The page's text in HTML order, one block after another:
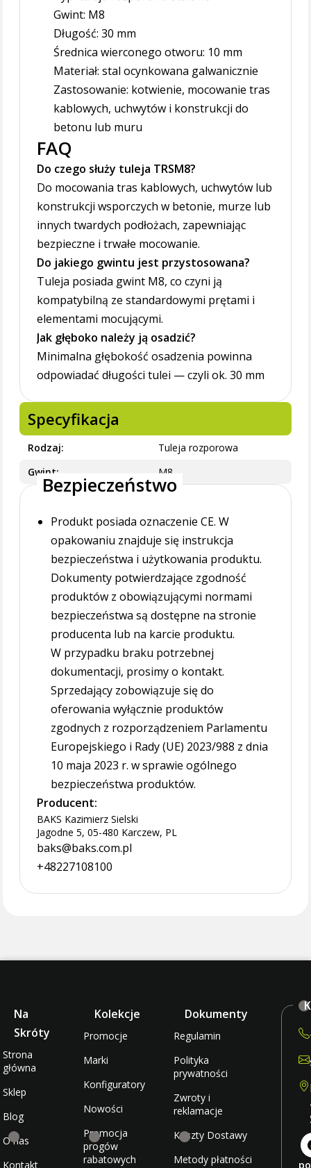
Gwint: M8
Długość: 30 mm
Średnica wierconego otworu: 10 mm
Materiał: stal ocynkowana galwanicznie
Zastosowanie: kotwienie, mocowanie tras
kablowych, uchwytów i konstrukcji do
betonu lub muru
FAQ
Do czego służy tuleja TRSM8?
Do mocowania tras kablowych, uchwytów lub
konstrukcji wsporczych w betonie, murze lub
innych twardych podłożach, zapewniając
bezpieczne i trwałe mocowanie.
Do jakiego gwintu jest przystosowana?
Tuleja posiada gwint M8, co czyni ją
kompatybilną ze standardowymi prętami i
elementami mocującymi.
Jak głęboko należy ją osadzić?
Minimalna głębokość osadzenia powinna
odpowiadać długości tulei — czyli ok. 30 mm
Specyfikacja
Rodzaj
Tuleja rozporowa
Gwint
M8
Bezpieczeństwo
Produkt posiada oznaczenie CE. W
opakowaniu znajduje się instrukcja
bezpieczeństwa i użytkowania produktu.
Dokumenty potwierdzające zgodność
produktów z obowiązującymi normami
bezpieczeństwa są dostępne na stronie
producenta lub na karcie produktu.
W przypadku braku potrzebnej
dokumentacji, prosimy o kontakt.
Sprzedający zobowiązuje się do
oferowania wyłącznie produktów
zgodnych z rozporządzeniem Parlamentu
Europejskiego i Rady (UE) 2023/988 z dnia
10 maja 2023 r. w sprawie ogólnego
bezpieczeństwa produktów.
Producent:
BAKS Kazimierz Sielski
Jagodne 5, 05-480 Karczew, PL
baks@baks.com.pl
+48227108100
Na
Skróty
Strona
główna
Sklep
Blog
O nas
Kontakt
Kolekcje
Promocje
Marki
Konfiguratory
Nowości
Promocja
progów
rabatowych
Dokumenty
Regulamin
Polityka
prywatności
Zwroty i
reklamacje
Koszty Dostawy
Metody płatności